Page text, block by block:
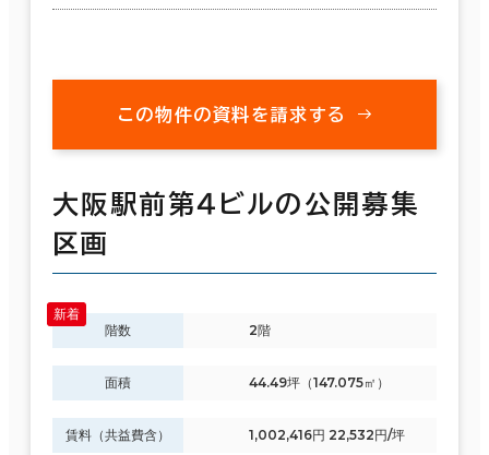
この物件の資料を請求する
大阪駅前第４ビルの公開募集
区画
階数 2階
面積 44.49坪（147.075㎡）
賃料（共益費含） 1,002,416円 22,532円/坪